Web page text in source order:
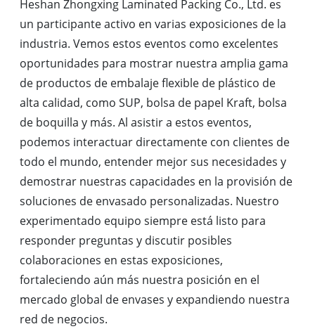
Heshan Zhongxing Laminated Packing Co., Ltd. es
un participante activo en varias exposiciones de la
industria. Vemos estos eventos como excelentes
oportunidades para mostrar nuestra amplia gama
de productos de embalaje flexible de plástico de
alta calidad, como SUP, bolsa de papel Kraft, bolsa
de boquilla y más. Al asistir a estos eventos,
podemos interactuar directamente con clientes de
todo el mundo, entender mejor sus necesidades y
demostrar nuestras capacidades en la provisión de
soluciones de envasado personalizadas. Nuestro
experimentado equipo siempre está listo para
responder preguntas y discutir posibles
colaboraciones en estas exposiciones,
fortaleciendo aún más nuestra posición en el
mercado global de envases y expandiendo nuestra
red de negocios.